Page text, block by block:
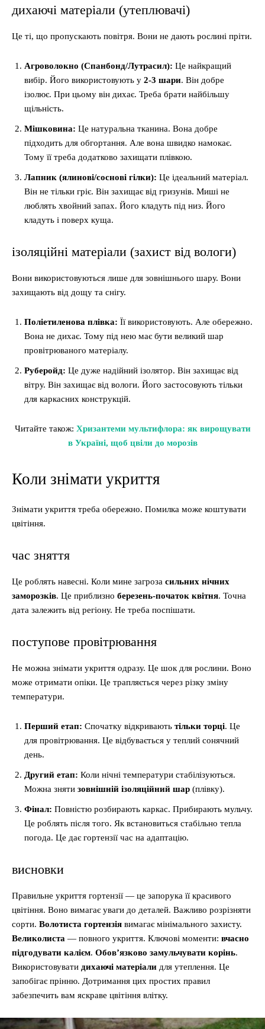
дихаючі матеріали (утеплювачі)
Це ті, що пропускають повітря. Вони не дають рослині пріти.
Агроволокно (Спанбонд/Лутрасил): Це найкращий
вибір. Його використовують у 2-3 шари. Він добре
ізолює. При цьому він дихає. Треба брати найбільшу
щільність.
Мішковина: Це натуральна тканина. Вона добре
підходить для обгортання. Але вона швидко намокає.
Тому її треба додатково захищати плівкою.
Лапник (ялинові/соснові гілки): Це ідеальний матеріал.
Він не тільки гріє. Він захищає від гризунів. Миші не
люблять хвойний запах. Його кладуть під низ. Його
кладуть і поверх куща.
ізоляційні матеріали (захист від вологи)
Вони використовуються лише для зовнішнього шару. Вони
захищають від дощу та снігу.
Поліетиленова плівка: Її використовують. Але обережно.
Вона не дихає. Тому під нею має бути великий шар
провітрюваного матеріалу.
Руберойд: Це дуже надійний ізолятор. Він захищає від
вітру. Він захищає від вологи. Його застосовують тільки
для каркасних конструкцій.
Читайте також: Хризантеми мультифлора: як вирощувати
в Україні, щоб цвіли до морозів
Коли знімати укриття
Знімати укриття треба обережно. Помилка може коштувати
цвітіння.
час зняття
Це роблять навесні. Коли мине загроза сильних нічних
заморозків. Це приблизно березень-початок квітня. Точна
дата залежить від регіону. Не треба поспішати.
поступове провітрювання
Не можна знімати укриття одразу. Це шок для рослини. Воно
може отримати опіки. Це трапляється через різку зміну
температури.
Перший етап: Спочатку відкривають тільки торці. Це
для провітрювання. Це відбувається у теплий сонячний
день.
Другий етап: Коли нічні температури стабілізуються.
Можна зняти зовнішній ізоляційний шар (плівку).
Фінал: Повністю розбирають каркас. Прибирають мульчу.
Це роблять після того. Як встановиться стабільно тепла
погода. Це дає гортензії час на адаптацію.
висновки
Правильне укриття гортензії — це запорука її красивого
цвітіння. Воно вимагає уваги до деталей. Важливо розрізняти
сорти. Волотиста гортензія вимагає мінімального захисту.
Великолиста — повного укриття. Ключові моменти: вчасно
підгодувати калієм. Обов’язково замульчувати корінь.
Використовувати дихаючі матеріали для утеплення. Це
запобігає прінню. Дотримання цих простих правил
забезпечить вам яскраве цвітіння влітку.